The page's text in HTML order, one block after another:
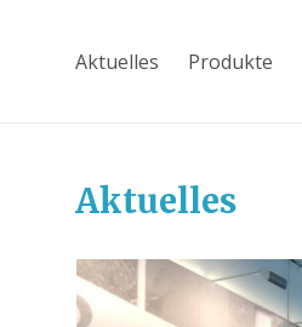
Aktuelles Produkte
Aktuelles